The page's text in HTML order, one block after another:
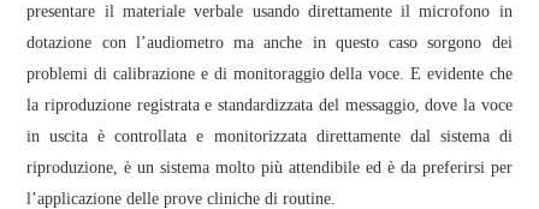
presentare il materiale verbale usando direttamente il microfono in
dotazione con l’audiometro ma anche in questo caso sorgono dei
problemi di calibrazione e di monitoraggio della voce. E evidente che
la riproduzione registrata e standardizzata del messaggio, dove la voce
in uscita è controllata e monitorizzata direttamente dal sistema di
riproduzione, è un sistema molto più attendibile ed è da preferirsi per
l’applicazione delle prove cliniche di routine.